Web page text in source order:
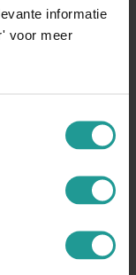
informatie
voor meer
je
je verhaal